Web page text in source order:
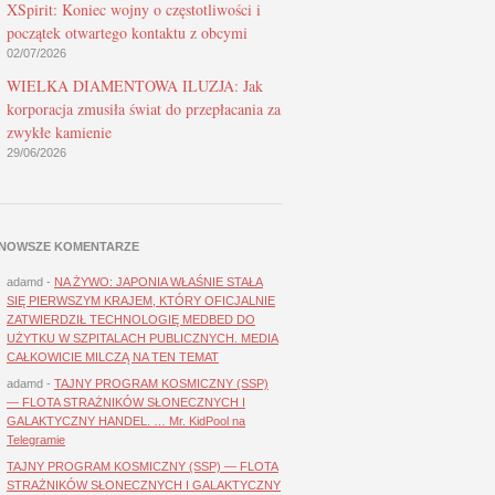
XSpirit: Koniec wojny o częstotliwości i
początek otwartego kontaktu z obcymi
02/07/2026
WIELKA DIAMENTOWA ILUZJA: Jak
korporacja zmusiła świat do przepłacania za
zwykłe kamienie
29/06/2026
KOMENTARZE
adamd - NA ŻYWO: JAPONIA WŁAŚNIE STAŁA
SIĘ PIERWSZYM KRAJEM, KTÓRY OFICJALNIE
ZATWIERDZIŁ TECHNOLOGIĘ MEDBED DO
UŻYTKU W SZPITALACH PUBLICZNYCH. MEDIA
CAŁKOWICIE MILCZĄ NA TEN TEMAT
adamd - TAJNY PROGRAM KOSMICZNY (SSP)
— FLOTA STRAŻNIKÓW SŁONECZNYCH I
GALAKTYCZNY HANDEL. … Mr. KidPool na
Telegramie
TAJNY PROGRAM KOSMICZNY (SSP) — FLOTA
STRAŻNIKÓW SŁONECZNYCH I GALAKTYCZNY